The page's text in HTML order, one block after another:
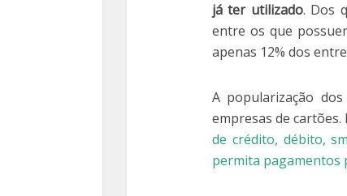
já ter utilizado. Dos
entre os que
apenas 12% dos
A popularização
empresas de cartões.
de crédito, débito,
permita pagamentos